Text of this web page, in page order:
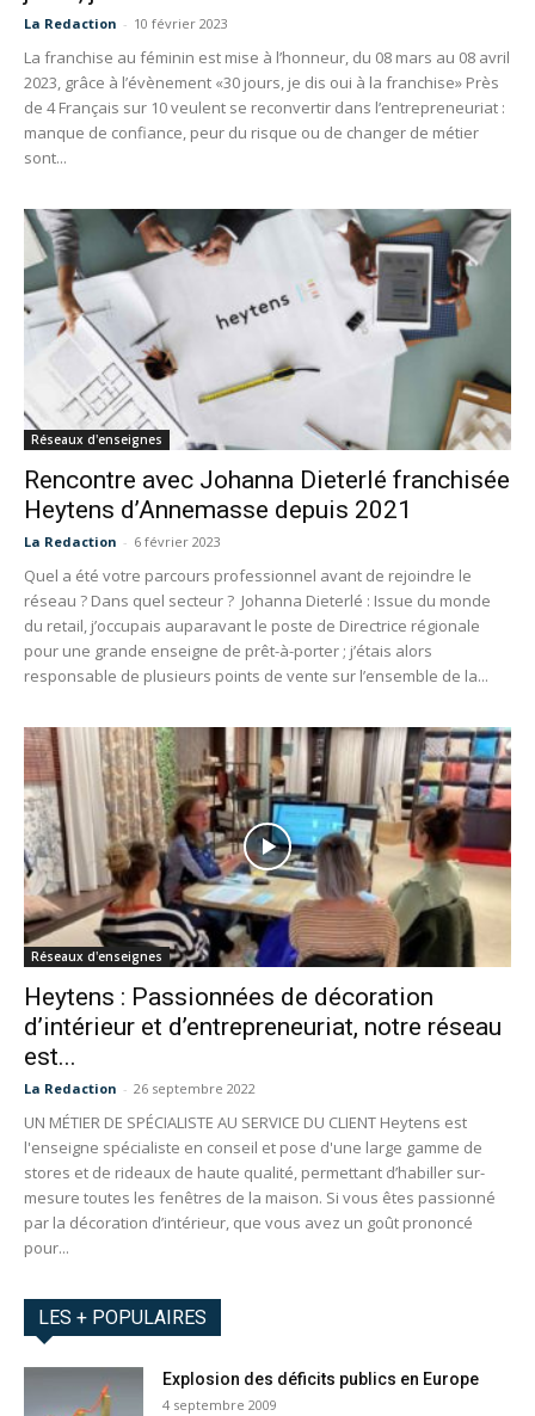
La Redaction - 10 février 2023
La franchise au féminin est mise à l’honneur, du 08 mars au 08 avril
2023, grâce à l’évènement «30 jours, je dis oui à la franchise» Près
de 4 Français sur 10 veulent se reconvertir dans l’entrepreneuriat :
manque de confiance, peur du risque ou de changer de métier
sont...
Réseaux d'enseignes
Rencontre avec Johanna Dieterlé franchisée
Heytens d’Annemasse depuis 2021
La Redaction - 6 février 2023
Quel a été votre parcours professionnel avant de rejoindre le
réseau ? Dans quel secteur ? Johanna Dieterlé : Issue du monde
du retail, j’occupais auparavant le poste de Directrice régionale
pour une grande enseigne de prêt-à-porter ; j’étais alors
responsable de plusieurs points de vente sur l’ensemble de la...
Réseaux d'enseignes
Heytens : Passionnées de décoration
d’intérieur et d’entrepreneuriat, notre réseau
est...
La Redaction - 26 septembre 2022
UN MÉTIER DE SPÉCIALISTE AU SERVICE DU CLIENT Heytens est
l'enseigne spécialiste en conseil et pose d'une large gamme de
stores et de rideaux de haute qualité, permettant d’habiller sur-
mesure toutes les fenêtres de la maison. Si vous êtes passionné
par la décoration d’intérieur, que vous avez un goût prononcé
pour...
LES + POPULAIRES
Explosion des déficits publics en Europe
4 septembre 2009